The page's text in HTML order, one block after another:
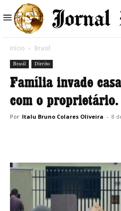
Início Brasil
Brasil Direito
Família invade
com o proprietário.
Por Italu Bruno Colares Oliveira - 8